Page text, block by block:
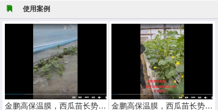
使用案例
金鹏高保温膜，西瓜苗长势喜人 金鹏高保温膜，西瓜苗长势喜人